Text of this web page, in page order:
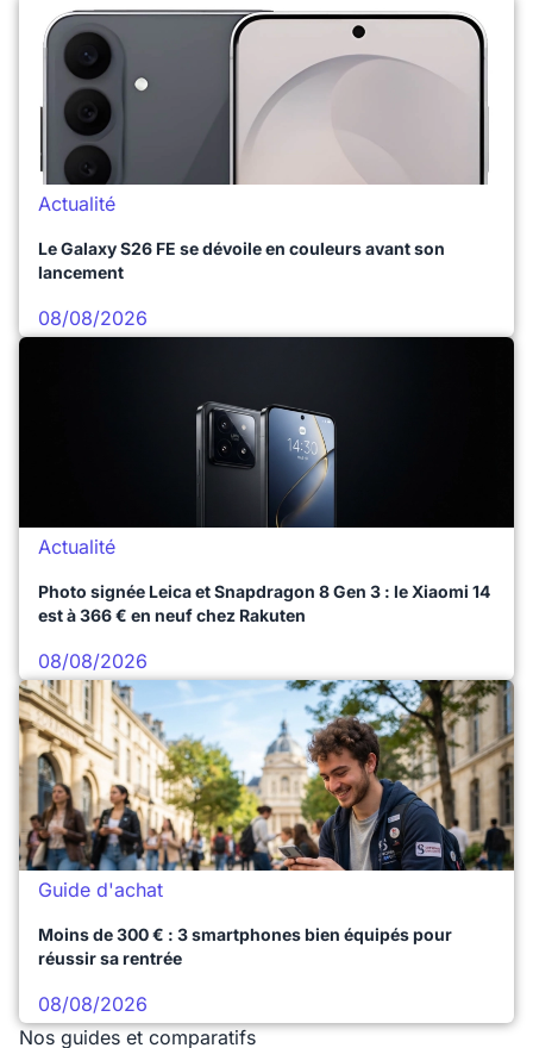
Actualité
Le Galaxy S26 FE se dévoile en couleurs avant son
lancement
08/08/2026
Actualité
Photo signée Leica et Snapdragon 8 Gen 3 : le Xiaomi 14
est à 366 € en neuf chez Rakuten
08/08/2026
Guide d'achat
Moins de 300 € : 3 smartphones bien équipés pour
réussir sa rentrée
08/08/2026
Nos guides et comparatifs